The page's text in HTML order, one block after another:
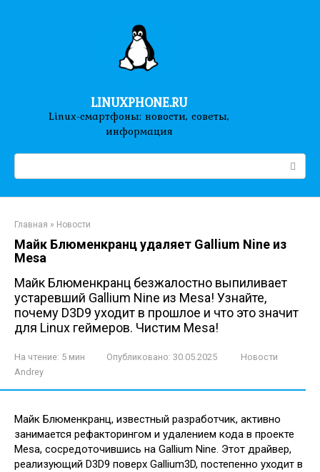
LINUXPHONE.RU
Linux-смартфоны: новости, советы,
информация
Главная » Новости
Майк Блюменкранц удаляет Gallium Nine из
Mesa
Майк Блюменкранц безжалостно выпиливает
устаревший Gallium Nine из Mesa! Узнайте,
почему D3D9 уходит в прошлое и что это значит
для Linux геймеров. Чистим Mesa!
На чтение: 5 мин Опубликовано: 30.05.2025
Новости
Andrey
Майк Блюменкранц, известный разработчик, активно
занимается рефакторингом и удалением кода в проекте
Mesa, сосредоточившись на Gallium Nine. Этот драйвер,
реализующий D3D9 поверх Gallium3D, постепенно уходит в